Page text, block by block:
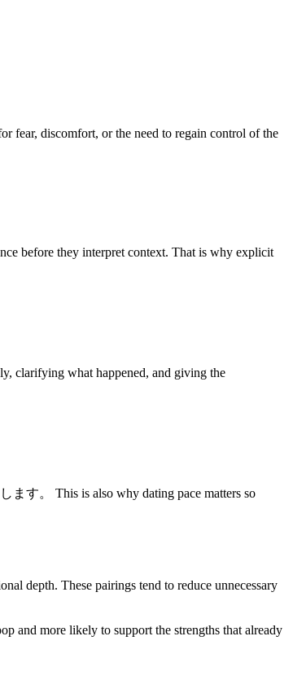
fear, discomfort, or the need to regain control of the
before they interpret context. That is why explicit
clarifying what happened, and giving the
。 This is also why dating pace matters so
depth. These pairings tend to reduce unnecessary
and more likely to support the strengths that already